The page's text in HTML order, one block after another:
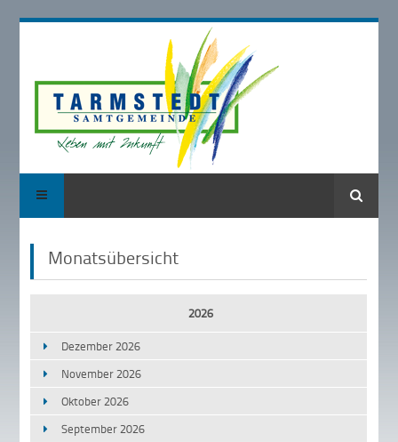
Suche
Monatsübersicht
2026
Dezember 2026
November 2026
Oktober 2026
September 2026